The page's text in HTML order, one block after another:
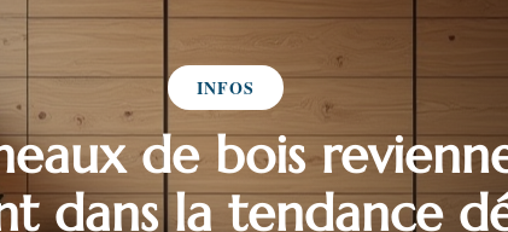
INFOS
de bois
dans la tendance